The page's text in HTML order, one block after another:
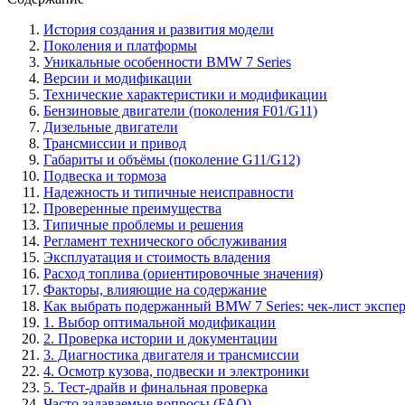
История создания и развития модели
Поколения и платформы
Уникальные особенности BMW 7 Series
Версии и модификации
Технические характеристики и модификации
Бензиновые двигатели (поколения F01/G11)
Дизельные двигатели
Трансмиссии и привод
Габариты и объёмы (поколение G11/G12)
Подвеска и тормоза
Надежность и типичные неисправности
Проверенные преимущества
Типичные проблемы и решения
Регламент технического обслуживания
Эксплуатация и стоимость владения
Расход топлива (ориентировочные значения)
Факторы, влияющие на содержание
Как выбрать подержанный BMW 7 Series: чек-лист
1. Выбор оптимальной модификации
2. Проверка истории и документации
3. Диагностика двигателя и трансмиссии
4. Осмотр кузова, подвески и электроники
5. Тест-драйв и финальная проверка